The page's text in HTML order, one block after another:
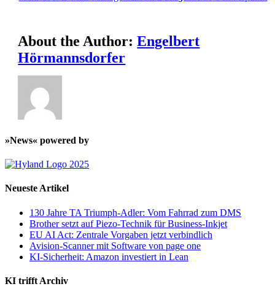
About the Author:Engelbert
Hörmannsdorfer
»News« powered by
Neueste Artikel
130 Jahre TA Triumph-Adler: Vom Fahrrad zum DMS
Brother setzt auf Piezo-Technik für Business-Inkjet
EU AI Act: Zentrale Vorgaben jetzt verbindlich
Avision-Scanner mit Software von page one
KI-Sicherheit: Amazon investiert in Lean
KI trifft Archiv